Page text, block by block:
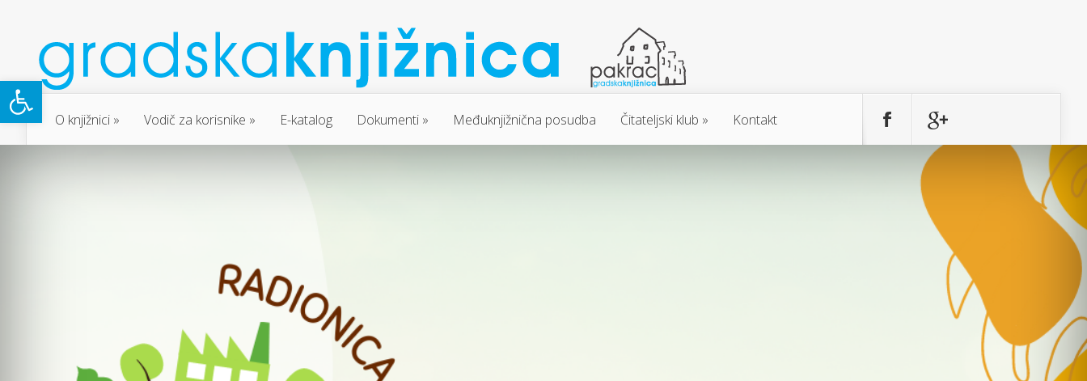
Open toolbar
O knjižnici Vodič za korisnike E-katalog Dokumenti Međuknjižnična posudba Čitateljski klub Kontakt